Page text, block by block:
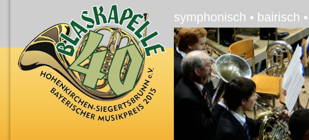
symphonisch • bairisch